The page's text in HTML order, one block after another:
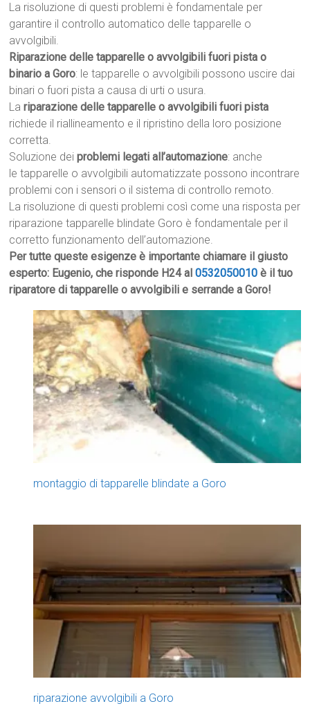
La risoluzione di questi problemi è fondamentale per
garantire il controllo automatico delle tapparelle o
avvolgibili.
Riparazione delle tapparelle o avvolgibili fuori pista o
binario a Goro: le tapparelle o avvolgibili possono uscire dai
binari o fuori pista a causa di urti o usura.
Lariparazione delle tapparelle o avvolgibili fuori pista
richiede il riallineamento e il ripristino della loro posizione
corretta.
Soluzione deiproblemi legati all’automazione: anche
le tapparelle o avvolgibili automatizzate possono incontrare
problemi con i sensori o il sistema di controllo remoto.
La risoluzione di questi problemi così come una risposta per
riparazione tapparelle blindate Goro è fondamentale per il
corretto funzionamento dell’automazione.
Per tutte queste esigenze è importante chiamare il giusto
esperto: Eugenio, che risponde H24 al0532050010 è il tuo
riparatore di tapparelle o avvolgibili e serrande a Goro!
montaggio di tapparelle blindate a Goro
riparazione avvolgibili a Goro